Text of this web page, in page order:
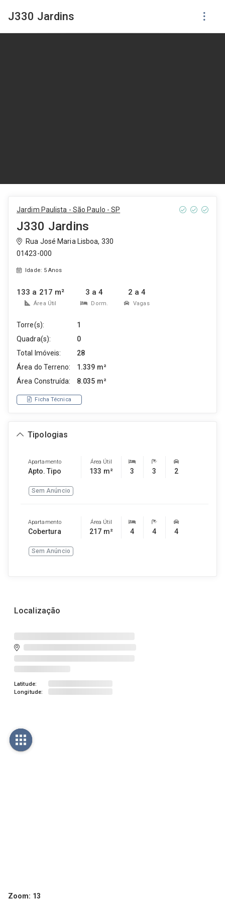
J330 Jardins
Jardim Paulista - São Paulo - SP
J330 Jardins
Rua José Maria Lisboa, 330
01423-000
Idade: 5 Anos
133 a 217 m²
Área Útil
3 a 4
Dorm.
2 a 4
Vagas
Torre(s):
1
Quadra(s):
0
Total Imóveis:
28
Área do Terreno:
1.339 m²
Área Construída:
8.035 m²
Ficha Técnica
Tipologias
Apartamento
Apto. Tipo
Área Útil
133 m² 3 3 2
Sem Anúncio
Apartamento
Cobertura
Área Útil
217 m² 4 4 4
Sem Anúncio
Localização
Latitude:
Longitude:
Zoom: 13